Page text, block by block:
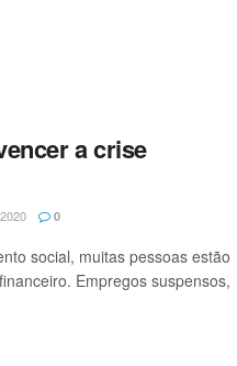
a crise
0
social, muitas pessoas estão
Empregos suspensos,